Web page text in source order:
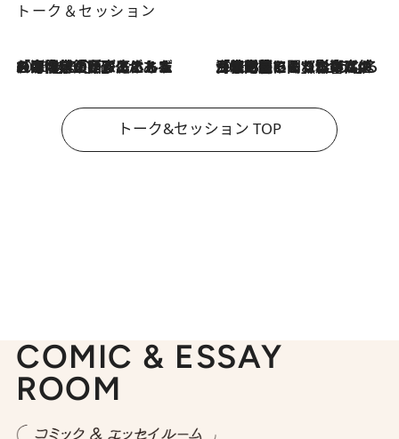
トーク＆セッション
2026.8.3
「今後値上げがあるとすれば…」「リスクがあるのは今年の冬」エネルギー専門家が語る、ホルムズ海峡封鎖が家庭にもたらす“ある心配” 2026.8.3
「住宅建てられない…」「サーチャージ料の高値が続いている」ホルムズ海峡封鎖による影響はいつまで続く？《エネルギー専門家に聞く“どうなる日本の暮らし”》
トーク&セッション TOP
COMIC & ESSAY
ROOM